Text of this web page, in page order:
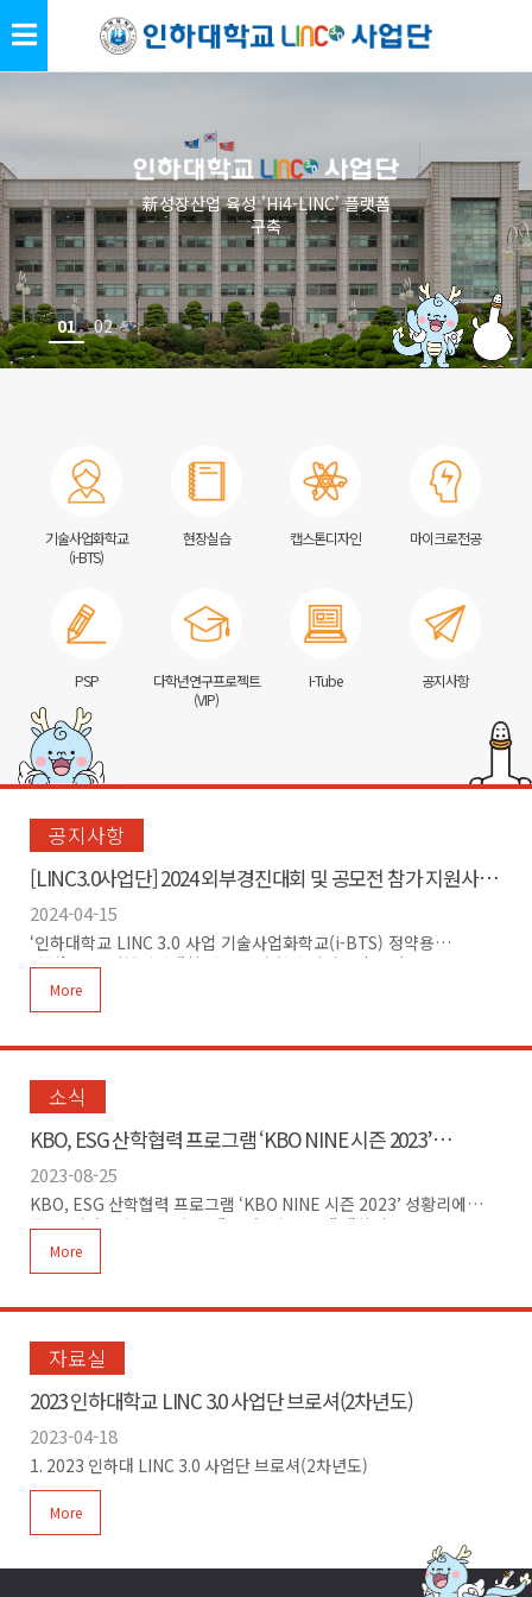
新성장산업 육성 'Hi4-LINC' 플랫폼
구축
01 02
기술사업화학교
(i-BTS)
현장실습 캡스톤디자인 마이크로전공
PSP
다학년연구프로젝트
(VIP)
I-Tube 공지사항
공지사항
[LINC3.0사업단] 2024 외부경진대회 및 공모전 참가 지원사업
모집 공고
2024-04-15
‘인하대학교 LINC 3.0 사업 기술사업화학교(i-BTS) 정약용
과정’2024 외부경진대회 및 공모전 참가 지원사업 모집
공고 1. 사업목적- 재학생들의 교육·연구 성과의 확산을 위한 체계적
지원- 우수한 아이디어 발굴 및 개발 지원을 통한 창조적이고 혁신적인
위한 지원 사업 운영 필요성 증대 2. 지원사업명- 기술사업화학교
지원사업) 3. 사업대상- LINC 3.0 사업단 참여 학과, 대학
(원) 재학생팀 (3인 이상) 4. 사업기간2024년 4월 15일
(월)~2024년 12월 20일(금) 5. 주요내용1)
지원분야- 2024년 11월 30일(토)까지 개최되는 전국 규모 이상의
각종 외부경진대회 및 공모전※ 단순 참여 형태의 일반 공모전 불가
(국토대장정, 봉사공모전 등)2)지원내용- 시제품
제작비, 재료구입비, 작품운송비(전문가활용비 지원 불가) 등, 팀별로
최대 2,500,000원 지원 6. 신청 및 접수- 접수기간 :
2024년 4월 15일(월) ~
수 추천서, 참여 학생 개인정보
링크사업단 홈페이지에서 양식 다운로드 가능- 접수방법 : E-
mail 접수 mini2525@inha.ac.kr- 문의처 : LINC 3.0 사업단
기업지원실 임정민 (032-860-7944) 7. 추진 일정사전수요조사▶
모집 공고▶신청 및 접수▶선정 평가온라인 조사인하대,
LINC3.0사업단홈페이지 공고온라인 접수발표평가(5분발표,
5분질의응답)~ 4. 12.(금)4. 15.(월)4. 15(월) ~ 4. 30(화)5. 2.
(목) ▼성과 발표회◀최종 보고서 제출◀킥오프 미팅◀선정팀
발표,수정 계획서 제출참가팀 성과 공유 및 교류최종 보고서
제출O.T. 참가팀 소개, 사업비 집행 안내수정 계획서 제출12. 20.
(금)11. 30.(토)5. 9.(목)5. 7.(화)~5. 12(일)※ 상기 일정은 변동이
있을 수 있음.8. LINC 3.0 사업단 참여학과 현황단과대학(학부)학과
More
소식
KBO, ESG 산학협력 프로그램 ‘KBO NINE 시즌 2023’
성황리에 종료
2023-08-25
KBO, ESG 산학협력 프로그램 ‘KBO NINE 시즌 2023’ 성황리에
종료- 지난 5월, KBO와 10개 구단, 전국 25개 대학의 LINC3.0
사업단과 협약 체결- KBO 리그의 지속가능한 발전을 위한 산학협력
프로그램 - 전국 200여명 대학생이 성과공유회를 통해 10개 구단에서
참여하였으며 한국공학대학교, 경기과학기술대학교 학생 10명과
구단 및 전국 25개 대학의 LINC3.0 사업단 및 대학혁신사업단이 지난
19일(토) ‘KBO NINE 시즌 2023’ 의 성과공유회를 개최하며
산학협력 프로그램을 마무리지었다. ‘KBO NINE 시즌 2023’은 KBO
리그의 지속가능한 발전을 위한 ESG 산학협력 프로그램으로, 10개
구단 및 인하대를 비롯한 전국 25개 대학의 LINC3.0사업단 및
대학혁신사업단이 협약을 체결하여 약 4개월간 다양한 활동을
진행하였다. 각 구단은 담당 학생들을 구장에 초청하여 ESG 사업에
관한 멘토링을 진행하였으며 참여 학생들은 구장 탐방, 관중 인터뷰
등을 통해 각 구단에 필요한 ESG 아이디어를 발굴하였다. 그 외에도
온라인 멘토링, ESG 특강 등을 진행하여 학생들의 ESG 사업에 대한
이해도를 높였으며, 이를 바탕으로 약 200명의 학생들은 ‘지역
환경문제 해결’ 및 ‘지역사회 공헌활동’ 사업에 대한 아이디어를
More
자료실
2023 인하대학교 LINC 3.0 사업단 브로셔(2차년도)
2023-04-18
1. 2023 인하대 LINC 3.0 사업단 브로셔(2차년도)
More